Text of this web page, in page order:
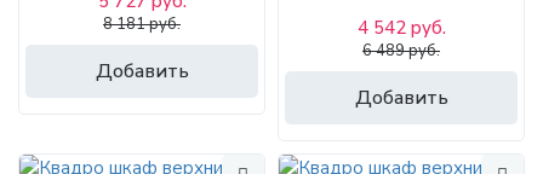
Добавить
8 181 руб.
Добавить
4 542 руб.
6 489 руб.